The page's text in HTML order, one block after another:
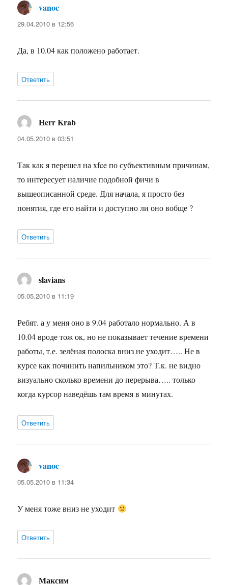
vanoc
29.04.2010 в 12:56
Да, в 10.04 как положено работает.
Ответить
Herr Krab
04.05.2010 в 03:51
Так как я перешел на xfce по субъективным причинам,
то интересует наличие подобной фичи в
вышеописанной среде. Для начала, я просто без
понятия, где его найти и доступно ли оно вобще ?
Ответить
slavians
05.05.2010 в 11:19
Ребят. а у меня оно в 9.04 работало нормально. А в
10.04 вроде тож ок, но не показывает течение времени
работы, т.е. зелёная полоска вниз не уходит….. Не в
курсе как починить напильником это? Т.к. не видно
визуально сколько времени до перерыва….. только
когда курсор наведёшь там время в минутах.
Ответить
vanoc
05.05.2010 в 11:34
У меня тоже вниз не уходит
Ответить
Максим